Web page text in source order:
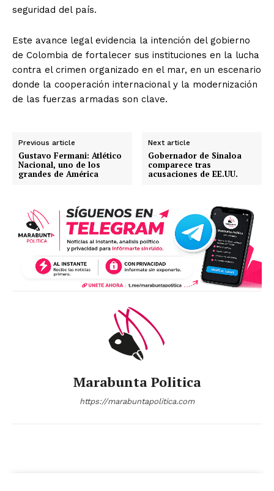
seguridad del país.
Este avance legal evidencia la intención del gobierno
de Colombia de fortalecer sus instituciones en la lucha
contra el crimen organizado en el mar, en un escenario
donde la cooperación internacional y la modernización
de las fuerzas armadas son clave.
Previous article
Gustavo Fermani: Atlético
Nacional, uno de los
grandes de América
Next article
Gobernador de Sinaloa
comparece tras
acusaciones de EE.UU.
Marabunta Politica
https://marabuntapolitica.com